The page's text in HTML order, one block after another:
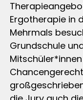
Ergotherapie in
Mehrmals
Grundschule